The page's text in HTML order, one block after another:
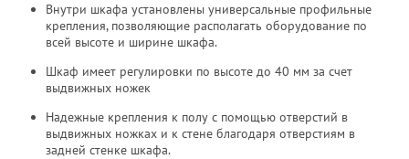
Внутри шкафа установлены универсальные профильные
крепления, позволяющие располагать оборудование по
всей высоте и ширине шкафа.
Шкаф имеет регулировки по высоте до 40 мм за счет
выдвижных ножек
Надежные крепления к полу с помощью отверстий в
выдвижных ножках и к стене благодаря отверстиям в
задней стенке шкафа.